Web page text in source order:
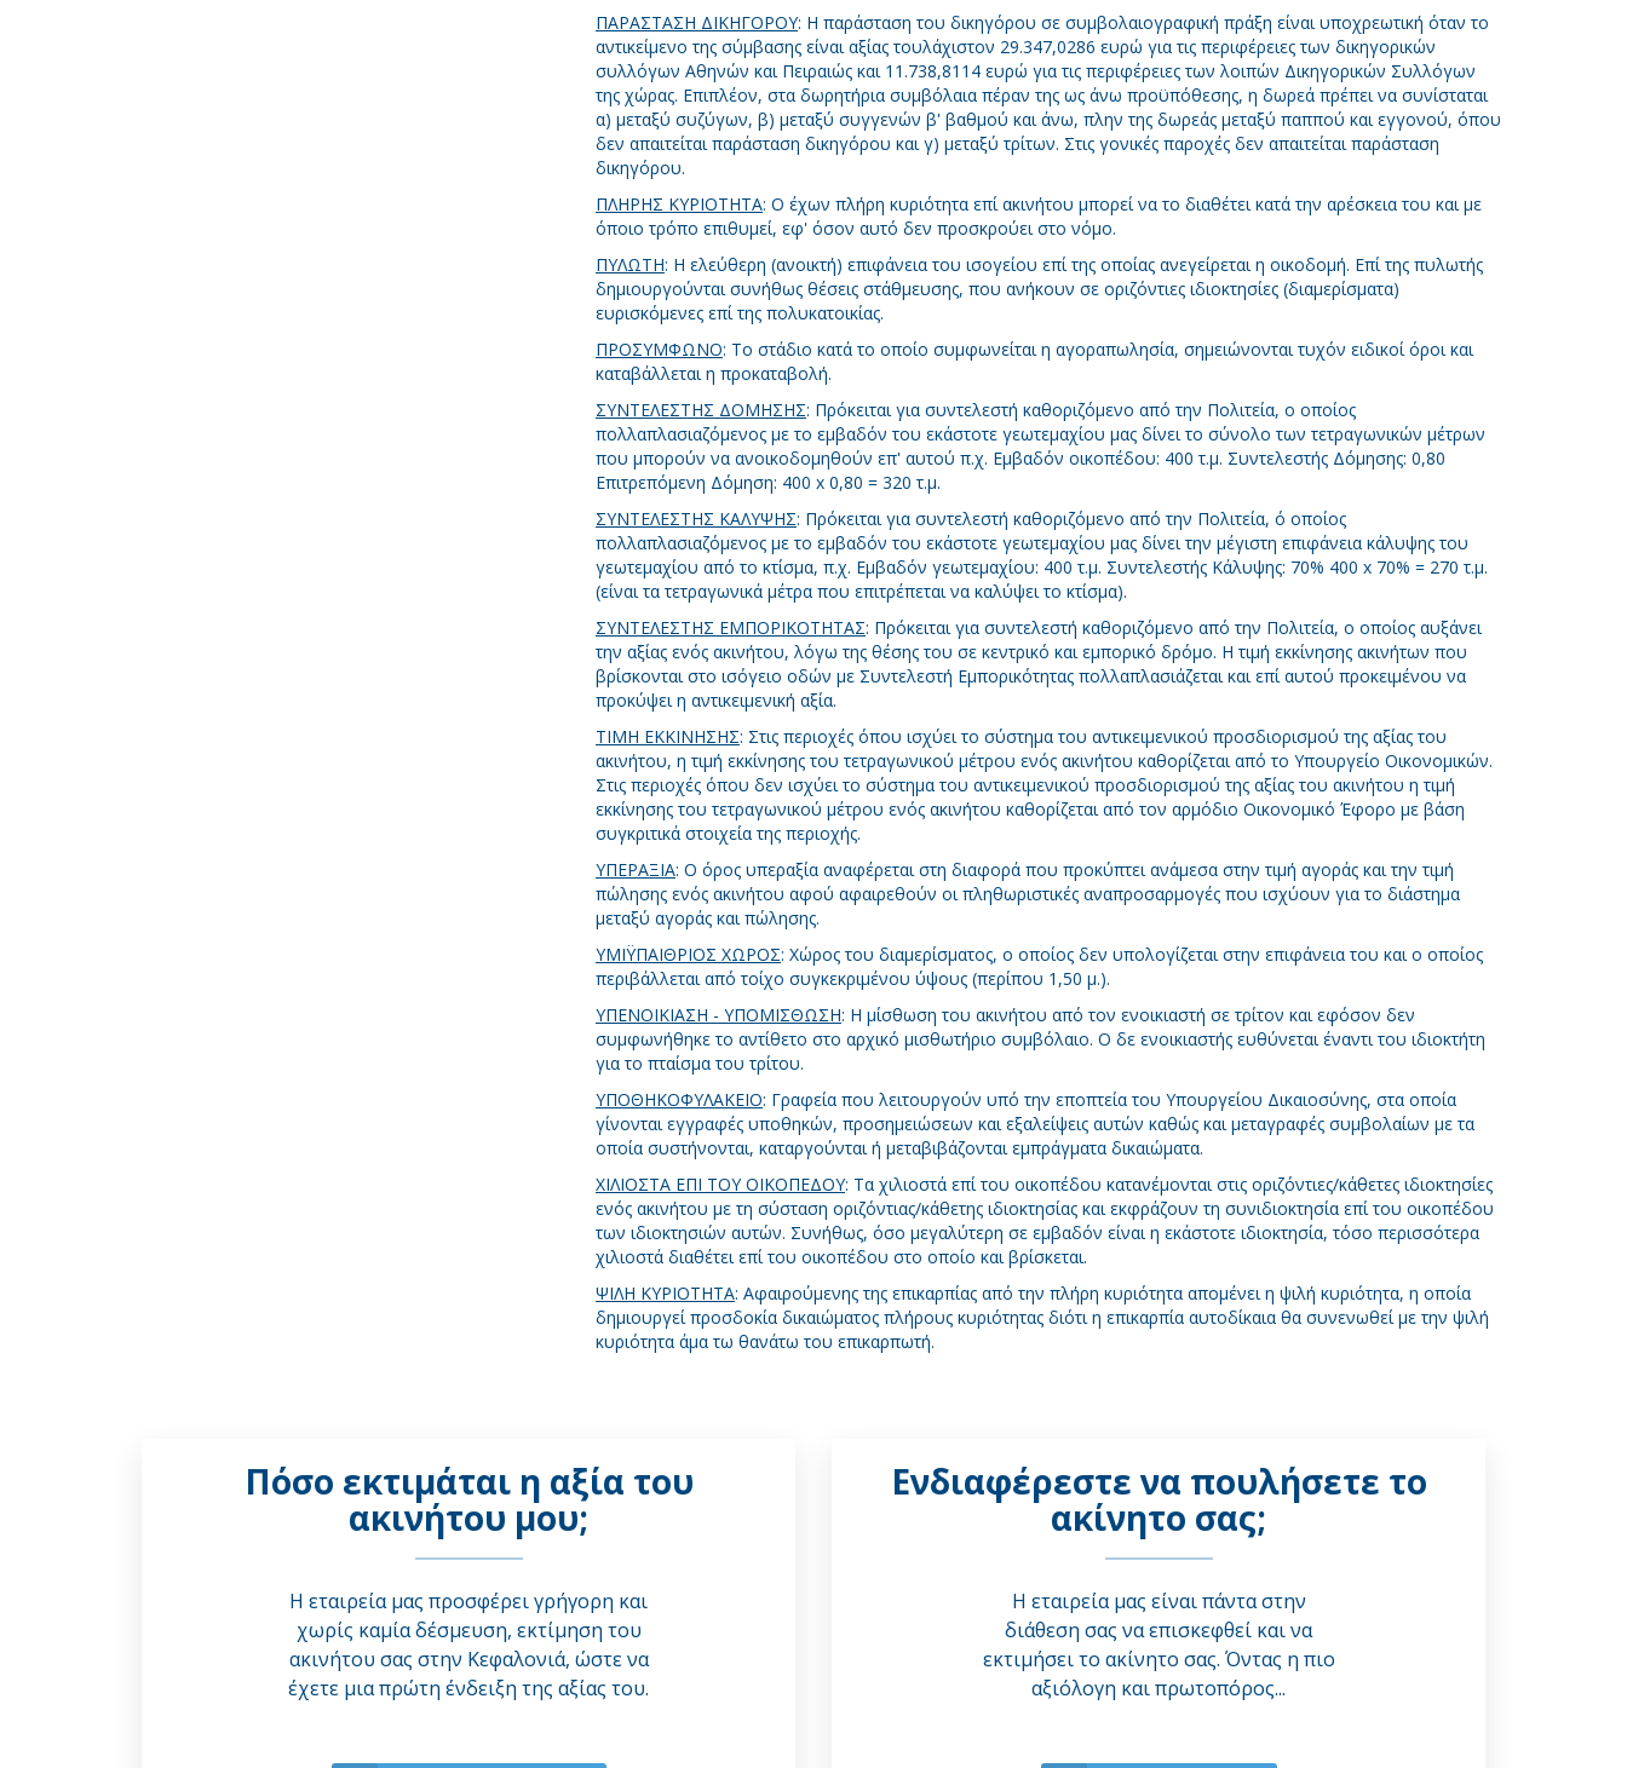
ΠΑΡΑΣΤΑΣΗ ΔΙΚΗΓΟΡΟΥ: Η παράσταση του δικηγόρου σε συμβολαιογραφική πράξη είναι υποχρεωτική όταν το
αντικείμενο της σύμβασης είναι αξίας τουλάχιστον 29.347,0286 ευρώ για τις περιφέρειες των δικηγορικών
συλλόγων Αθηνών και Πειραιώς και 11.738,8114 ευρώ για τις περιφέρειες των λοιπών Δικηγορικών Συλλόγων
της χώρας. Επιπλέον, στα δωρητήρια συμβόλαια πέραν της ως άνω προϋπόθεσης, η δωρεά πρέπει να συνίσταται
α) μεταξύ συζύγων, β) μεταξύ συγγενών β' βαθμού και άνω, πλην της δωρεάς μεταξύ παππού και εγγονού, όπου
δεν απαιτείται παράσταση δικηγόρου και γ) μεταξύ τρίτων. Στις γονικές παροχές δεν απαιτείται παράσταση
δικηγόρου.
ΠΛΗΡΗΣ ΚΥΡΙΟΤΗΤΑ: O έχων πλήρη κυριότητα επί ακινήτου μπορεί να το διαθέτει κατά την αρέσκεια του και με
όποιο τρόπο επιθυμεί, εφ' όσον αυτό δεν προσκρούει στο νόμο.
ΠΥΛΩΤΗ: Η ελεύθερη (ανοικτή) επιφάνεια του ισογείου επί της οποίας ανεγείρεται η οικοδομή. Επί της πυλωτής
δημιουργούνται συνήθως θέσεις στάθμευσης, που ανήκουν σε οριζόντιες ιδιοκτησίες (διαμερίσματα)
ευρισκόμενες επί της πολυκατοικίας.
ΠΡΟΣΥΜΦΩΝΟ: Το στάδιο κατά το οποίο συμφωνείται η αγοραπωλησία, σημειώνονται τυχόν ειδικοί όροι και
καταβάλλεται η προκαταβολή.
ΣΥΝΤΕΛΕΣΤΗΣ ΔΟΜΗΣΗΣ: Πρόκειται για συντελεστή καθοριζόμενο από την Πολιτεία, ο οποίος
πολλαπλασιαζόμενος με το εμβαδόν του εκάστοτε γεωτεμαχίου μας δίνει το σύνολο των τετραγωνικών μέτρων
που μπορούν να ανοικοδομηθούν επ' αυτού π.χ. Εμβαδόν οικοπέδου: 400 τ.μ. Συντελεστής Δόμησης: 0,80
Επιτρεπόμενη Δόμηση: 400 x 0,80 = 320 τ.μ.
ΣΥΝΤΕΛΕΣΤΗΣ ΚΑΛΥΨΗΣ: Πρόκειται για συντελεστή καθοριζόμενο από την Πολιτεία, ό οποίος
πολλαπλασιαζόμενος με το εμβαδόν του εκάστοτε γεωτεμαχίου μας δίνει την μέγιστη επιφάνεια κάλυψης του
γεωτεμαχίου από το κτίσμα, π.χ. Εμβαδόν γεωτεμαχίου: 400 τ.μ. Συντελεστής Κάλυψης: 70% 400 x 70% = 270 τ.μ.
(είναι τα τετραγωνικά μέτρα που επιτρέπεται να καλύψει το κτίσμα).
ΣΥΝΤΕΛΕΣΤΗΣ ΕΜΠΟΡΙΚΟΤΗΤΑΣ: Πρόκειται για συντελεστή καθοριζόμενο από την Πολιτεία, ο οποίος αυξάνει
την αξίας ενός ακινήτου, λόγω της θέσης του σε κεντρικό και εμπορικό δρόμο. Η τιμή εκκίνησης ακινήτων που
βρίσκονται στο ισόγειο οδών με Συντελεστή Εμπορικότητας πολλαπλασιάζεται και επί αυτού προκειμένου να
προκύψει η αντικειμενική αξία.
ΤΙΜΗ ΕΚΚΙΝΗΣΗΣ: Στις περιοχές όπου ισχύει το σύστημα του αντικειμενικού προσδιορισμού της αξίας του
ακινήτου, η τιμή εκκίνησης του τετραγωνικού μέτρου ενός ακινήτου καθορίζεται από το Υπουργείο Οικονομικών.
Στις περιοχές όπου δεν ισχύει το σύστημα του αντικειμενικού προσδιορισμού της αξίας του ακινήτου η τιμή
εκκίνησης του τετραγωνικού μέτρου ενός ακινήτου καθορίζεται από τον αρμόδιο Οικονομικό Έφορο με βάση
συγκριτικά στοιχεία της περιοχής.
ΥΠΕΡΑΞΙΑ: O όρος υπεραξία αναφέρεται στη διαφορά που προκύπτει ανάμεσα στην τιμή αγοράς και την τιμή
πώλησης ενός ακινήτου αφού αφαιρεθούν οι πληθωριστικές αναπροσαρμογές που ισχύουν για το διάστημα
μεταξύ αγοράς και πώλησης.
ΥΜΙΫΠΑΙΘΡΙΟΣ ΧΩΡΟΣ: Χώρος του διαμερίσματος, ο οποίος δεν υπολογίζεται στην επιφάνεια του και ο οποίος
περιβάλλεται από τοίχο συγκεκριμένου ύψους (περίπου 1,50 μ.).
ΥΠΕΝΟΙΚΙΑΣΗ - ΥΠΟΜΙΣΘΩΣΗ: Η μίσθωση του ακινήτου από τον ενοικιαστή σε τρίτον και εφόσον δεν
συμφωνήθηκε το αντίθετο στο αρχικό μισθωτήριο συμβόλαιο. O δε ενοικιαστής ευθύνεται έναντι του ιδιοκτήτη
για το πταίσμα του τρίτου.
ΥΠΟΘΗΚΟΦΥΛΑΚΕΙΟ: Γραφεία που λειτουργούν υπό την εποπτεία του Υπουργείου Δικαιοσύνης, στα οποία
γίνονται εγγραφές υποθηκών, προσημειώσεων και εξαλείψεις αυτών καθώς και μεταγραφές συμβολαίων με τα
οποία συστήνονται, καταργούνται ή μεταβιβάζονται εμπράγματα δικαιώματα.
ΧΙΛΙΟΣΤΑ ΕΠΙ ΤΟΥ ΟΙΚΟΠΕΔΟΥ: Τα χιλιοστά επί του οικοπέδου κατανέμονται στις οριζόντιες/κάθετες ιδιοκτησίες
ενός ακινήτου με τη σύσταση οριζόντιας/κάθετης ιδιοκτησίας και εκφράζουν τη συνιδιοκτησία επί του οικοπέδου
των ιδιοκτησιών αυτών. Συνήθως, όσο μεγαλύτερη σε εμβαδόν είναι η εκάστοτε ιδιοκτησία, τόσο περισσότερα
χιλιοστά διαθέτει επί του οικοπέδου στο οποίο και βρίσκεται.
ΨΙΛΗ ΚΥΡΙΟΤΗΤΑ: Αφαιρούμενης της επικαρπίας από την πλήρη κυριότητα απομένει η ψιλή κυριότητα, η οποία
δημιουργεί προσδοκία δικαιώματος πλήρους κυριότητας διότι η επικαρπία αυτοδίκαια θα συνενωθεί με την ψιλή
κυριότητα άμα τω θανάτω του επικαρπωτή.
Πόσο εκτιμάται η αξία του
ακινήτου μου;
Η εταιρεία μας προσφέρει γρήγορη και
χωρίς καμία δέσμευση, εκτίμηση του
ακινήτου σας στην Κεφαλονιά, ώστε να
έχετε μια πρώτη ένδειξη της αξίας του.
Ενδιαφέρεστε να πουλήσετε το
ακίνητο σας;
Η εταιρεία μας είναι πάντα στην
διάθεση σας να επισκεφθεί και να
εκτιμήσει το ακίνητο σας. Όντας η πιο
αξιόλογη και πρωτοπόρος...